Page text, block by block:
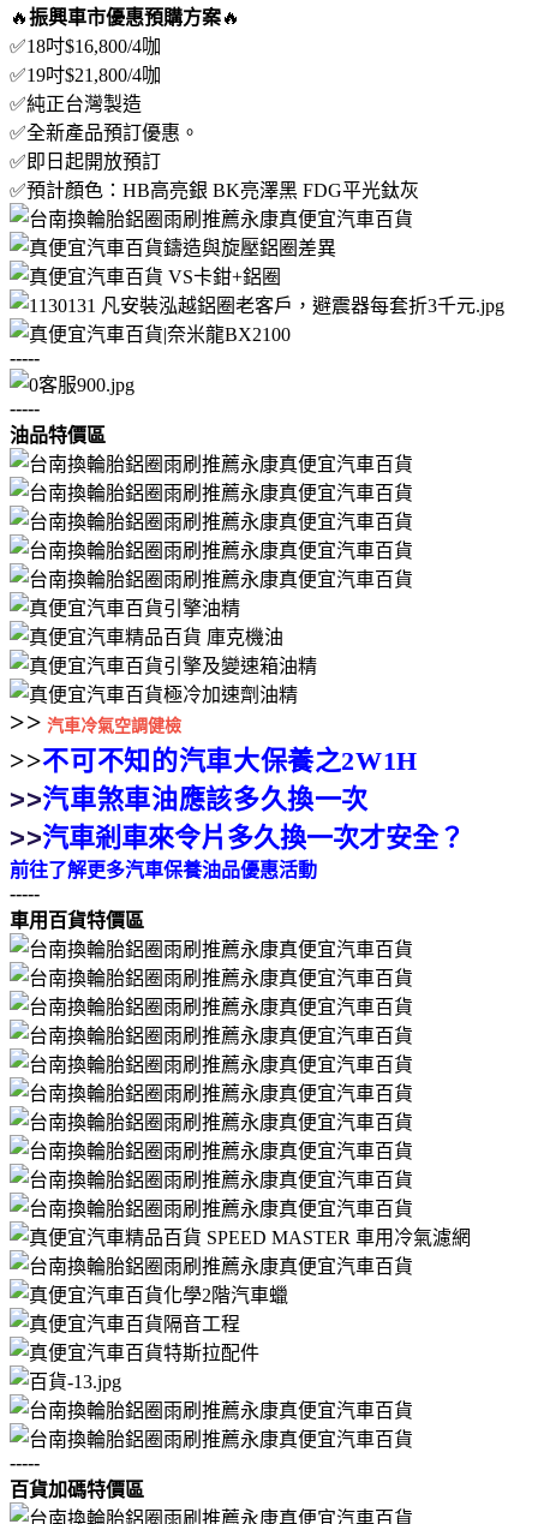
🔥振興車市優惠預購方案🔥
✅18吋$16,800/4咖
✅19吋$21,800/4咖
✅純正台灣製造
✅全新產品預訂優惠。
✅即日起開放預訂
✅預計顏色：HB高亮銀 BK亮澤黑 FDG平光鈦灰
-----
-----
油品特價區
>> 汽車冷氣空調健檢
>>不可不知的汽車大保養之2W1H
>>汽車煞車油應該多久換一次
>>汽車剎車來令片多久換一次才安全？
前往了解更多汽車保養油品優惠活動
-----
車用百貨特價區
-----
百貨加碼特價區